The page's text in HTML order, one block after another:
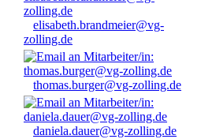
elisabeth.brandmeier@vg-
zolling.de
thomas.burger@vg-zolling.de
daniela.dauer@vg-zolling.de